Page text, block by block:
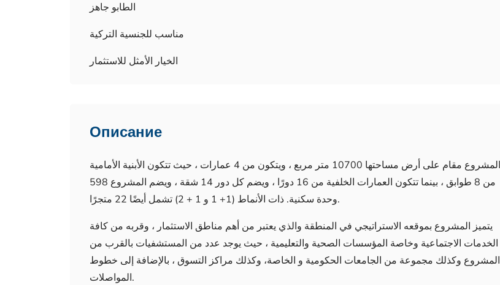
الطابو جاهز
مناسب للجنسية التركية
الخيار الأمثل للاستثمار
Описание
المشروع مقام على أرض مساحتها 10700 متر مربع ، ويتكون من 4 عمارات ، حيث تتكون الأبنية الأمامية
من 8 طوابق ، بينما تتكون العمارات الخلفية من 16 دورًا ، ويضم كل دور 14 شقة ، ويضم المشروع 598
وحدة سكنية. ذات الأنماط (1+ 1 و 1 + 2) تشمل أيضًا 22 متجرًا.
يتميز المشروع بموقعه الاستراتيجي في المنطقة والذي يعتبر من أهم مناطق الاستثمار ، وقربه من كافة
الخدمات الاجتماعية وخاصة المؤسسات الصحية والتعليمية ، حيث يوجد عدد من المستشفيات بالقرب من
المشروع وكذلك مجموعة من الجامعات الحكومية و الخاصة، وكذلك مراكز التسوق ، بالإضافة إلى خطوط
المواصلات.